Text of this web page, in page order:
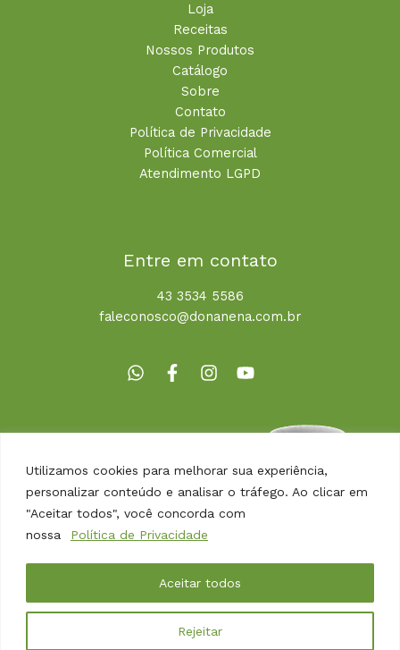
Utilizamos cookies para melhorar sua experiência,
personalizar conteúdo e analisar o tráfego. Ao clicar em
"Aceitar todos", você concorda com
nossa
Política de Privacidade
Rejeitar
Aceitar todos
Loja
Receitas
Nossos Produtos
Catálogo
Sobre
Contato
Política de Privacidade
Política Comercial
Atendimento LGPD
Entre em contato
43 3534 5586
faleconosco@donanena.com.br
Copyright © 2026 | Dona Nena Alimentos
Desenvolvido por Agência Arbor